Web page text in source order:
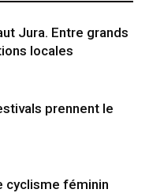
Jura. Entre grands
locales
prennent le
cyclisme féminin